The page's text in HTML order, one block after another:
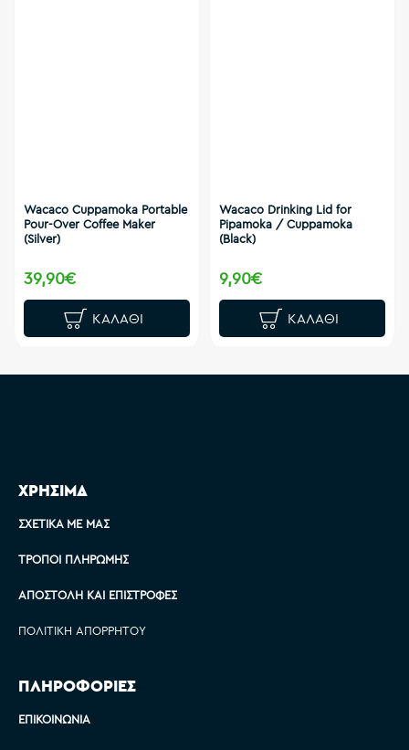
Wacaco Cuppamoka Portable
Pour-Over Coffee Maker
(Silver)
39,90€
ΚΑΛΆΘΙ
Wacaco Drinking Lid for
Pipamoka / Cuppamoka
(Black)
9,90€
ΚΑΛΆΘΙ
ΧΡΗΣΙΜΑ
ΣΧΕΤΙΚΆ ΜΕ ΜΑΣ
ΤΡΌΠΟΙ ΠΛΗΡΩΜΉΣ
ΑΠΟΣΤΟΛΉ ΚΑΙ ΕΠΙΣΤΡΟΦΈΣ
ΠΟΛΙΤΙΚΉ ΑΠΟΡΡΉΤΟΥ
ΠΛΗΡΟΦΟΡΙΕΣ
ΕΠΙΚΟΙΝΩΝΊΑ